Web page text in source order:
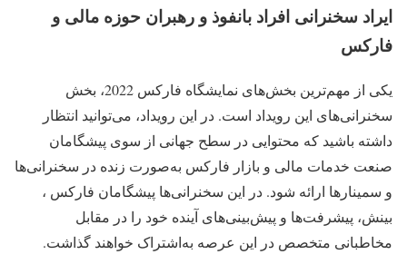
ایراد سخنرانی افراد بانفوذ و رهبران حوزه مالی و
فارکس
یکی از مهم‌ترین بخش‌های نمایشگاه فارکس 2022، بخش
سخنرانی‌های این رویداد است. در این رویداد، می‌توانید انتظار
داشته باشید که محتوایی در سطح جهانی از سوی پیشگامان
صنعت خدمات مالی و بازار فارکس به‌صورت زنده در سخنرانی‌ها
و سمینارها ارائه شود. در این سخنرانی‌ها پیشگامان فارکس ،
بینش، پیشرفت‌ها و پیش‌بینی‌های آینده خود را در مقابل
مخاطبانی متخصص در این عرصه به‌اشتراک خواهند گذاشت.